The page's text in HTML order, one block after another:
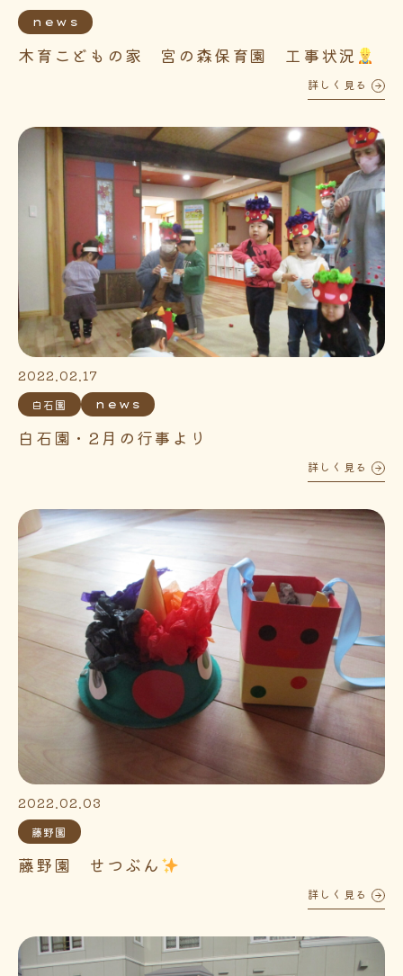
news
木育こどもの家 宮の森保育園 工事状況
詳しく見る
2022.02.17
白石園 news
白石園・2月の行事より
詳しく見る
2022.02.03
藤野園
藤野園 せつぶん
詳しく見る